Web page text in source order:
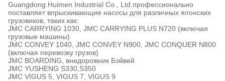
Guangdong Huimen Industrial Co., Ltd.профессионально
поставляет впрыскивающие насосы для различных японских
грузовиков, таких как:
JMC CARRYING 1030, JMC CARRYING PLUS N720 (включая
грузовые машины)
JMC CONVEY 1040, JMC CONVEY N900, JMC CONQUER N800
(включая перевозку грузов)
JMC BOARDING, внедорожник Бэйвей
JMC YUSHENG S330,S350
JMC VIGUS 5, VIGUS 7, VIGUS 9